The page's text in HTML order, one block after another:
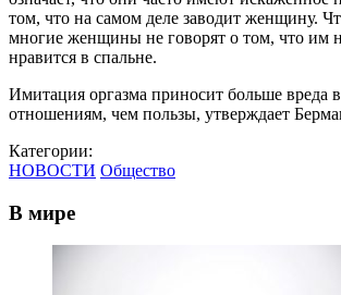
том, что на самом деле заводит женщину.
многие женщины не говорят о том, что им
нравится в спальне.
Имитация оргазма приносит больше вреда
отношениям, чем пользы, утверждает
Категории:
НОВОСТИ Общество
В мире